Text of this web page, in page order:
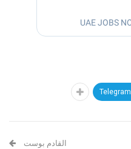
Telegram
القادم بوست